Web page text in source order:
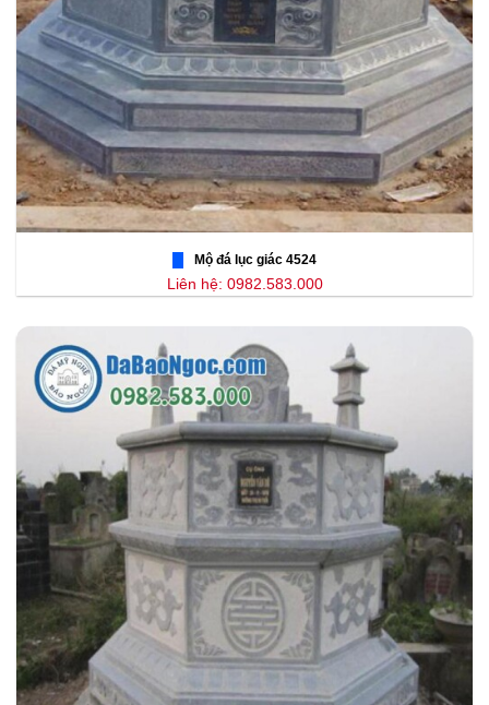
Mộ đá lục giác 4524
Liên hệ: 0982.583.000